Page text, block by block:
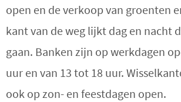
open en de verkoop van groenten
kant van de weg lijkt dag en nacht
gaan. Banken zijn op werkdagen
uur en van 13 tot 18 uur.
ook op zon- en feestdagen open.